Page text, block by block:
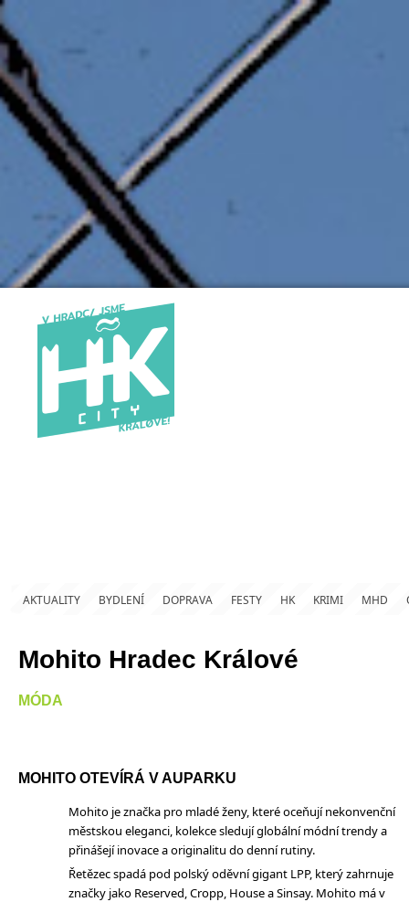
AKTUALITY BYDLENÍ DOPRAVA FESTY HK KRIMI MHD
Mohito Hradec Králové
MÓDA
MOHITO OTEVÍRÁ V AUPARKU
Mohito je značka pro mladé ženy, které oceňují nekonvenční
městskou eleganci, kolekce sledují globální módní trendy a
přinášejí inovace a originalitu do denní rutiny.
Řetězec spadá pod polský oděvní gigant LPP, který zahrnuje
značky jako Reserved, Cropp, House a Sinsay. Mohito má v